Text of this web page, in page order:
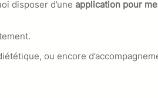
disposer d’une application pour
ou encore